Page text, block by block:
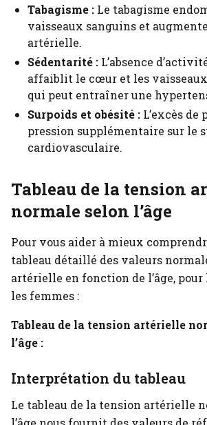
Tabagisme : Le tabagisme
vaisseaux sanguins et
artérielle.
Sédentarité : L’absence
affaiblit le cœur et les vaisseaux
qui peut entraîner une
Surpoids et obésité : L’excès de
pression supplémentaire sur le
cardiovasculaire.
Tableau de la tension
normale selon l’âge
Pour vous aider à mieux
tableau détaillé des valeurs
artérielle en fonction de l’âge, pour
les femmes :
Tableau de la tension artérielle
l’âge :
Interprétation du tableau
Le tableau de la tension artérielle